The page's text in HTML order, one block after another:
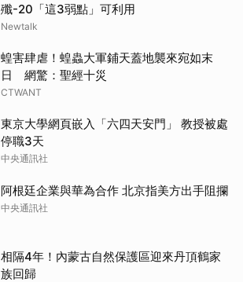
殲-20「這3弱點」可利用
Newtalk
蝗害肆虐！蝗蟲大軍鋪天蓋地襲來宛如末
日 網驚：聖經十災
CTWANT
東京大學網頁嵌入「六四天安門」 教授被處
停職3天
中央通訊社
阿根廷企業與華為合作 北京指美方出手阻攔
中央通訊社
相隔4年！內蒙古自然保護區迎來丹頂鶴家
族回歸